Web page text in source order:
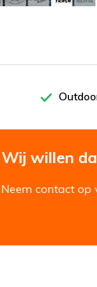
Wij willen
Neem contact op